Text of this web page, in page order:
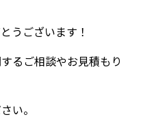
うございます！
るご相談やお見積もり
い。